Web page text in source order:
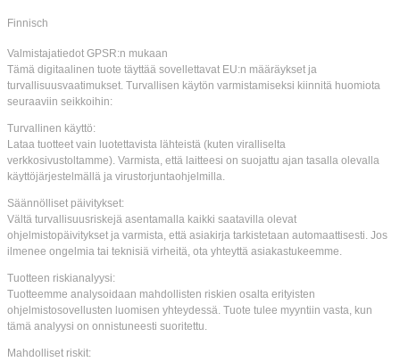
Finnisch
Valmistajatiedot GPSR:n mukaan
Tämä digitaalinen tuote täyttää sovellettavat EU:n määräykset ja
turvallisuusvaatimukset. Turvallisen käytön varmistamiseksi kiinnitä huomiota
seuraaviin seikkoihin:
Turvallinen käyttö:
Lataa tuotteet vain luotettavista lähteistä (kuten viralliselta
verkkosivustoltamme). Varmista, että laitteesi on suojattu ajan tasalla olevalla
käyttöjärjestelmällä ja virustorjuntaohjelmilla.
Säännölliset päivitykset:
Vältä turvallisuusriskejä asentamalla kaikki saatavilla olevat
ohjelmistopäivitykset ja varmista, että asiakirja tarkistetaan automaattisesti. Jos
ilmenee ongelmia tai teknisiä virheitä, ota yhteyttä asiakastukeemme.
Tuotteen riskianalyysi:
Tuotteemme analysoidaan mahdollisten riskien osalta erityisten
ohjelmistosovellusten luomisen yhteydessä. Tuote tulee myyntiin vasta, kun
tämä analyysi on onnistuneesti suoritettu.
Mahdolliset riskit: